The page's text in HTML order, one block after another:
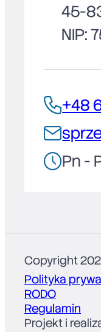
45-
NIP:
+48
Pn -
Copyright
Polityka
RODO
Regulamin
Projekt i